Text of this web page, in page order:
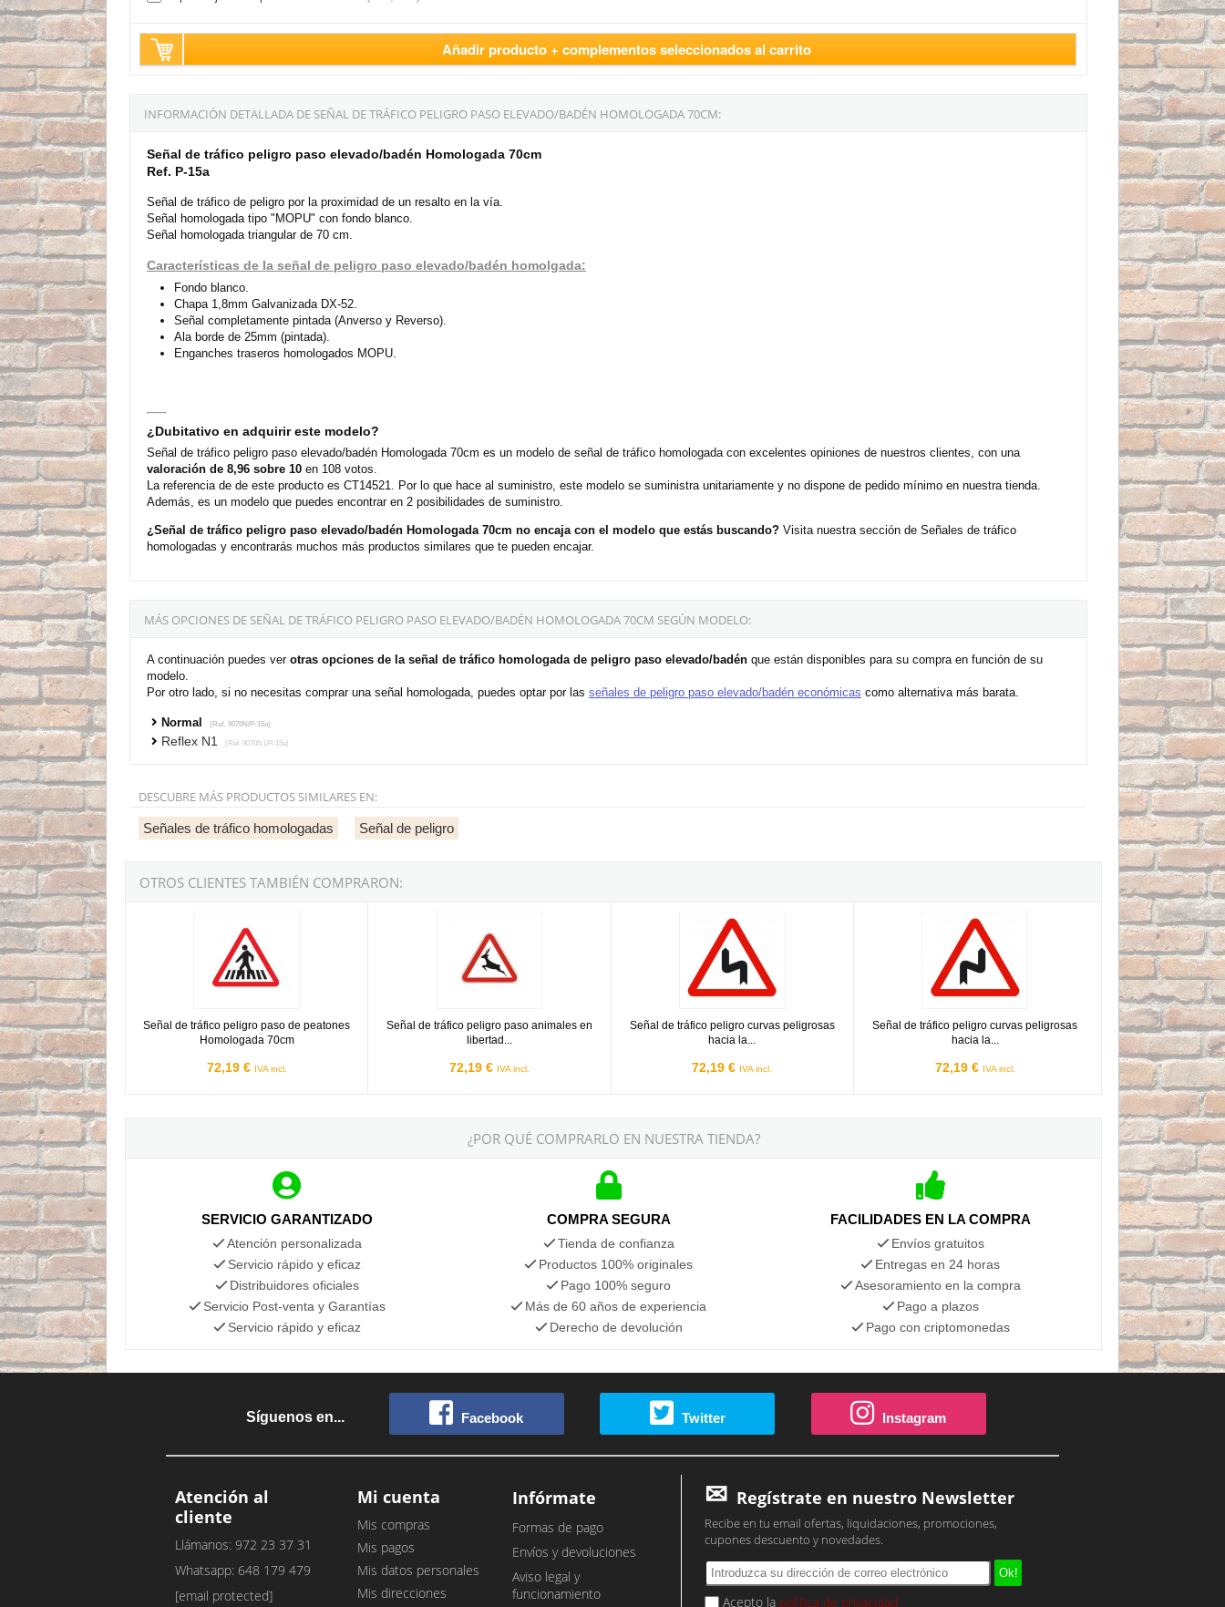
Añadir producto + complementos seleccionados al carrito
INFORMACIÓN DETALLADA DE SEÑAL DE TRÁFICO PELIGRO PASO ELEVADO/BADÉN HOMOLOGADA 70CM:
Señal de tráfico peligro paso elevado/badén Homologada 70cm
Ref. P-15a
Señal de tráfico de peligro por la proximidad de un resalto en la vía.
Señal homologada tipo "MOPU" con fondo blanco.
Señal homologada triangular de 70 cm.
Características de la señal de peligro paso elevado/badén homolgada:
Fondo blanco.
Chapa 1,8mm Galvanizada DX-52.
Señal completamente pintada (Anverso y Reverso).
Ala borde de 25mm (pintada).
Enganches traseros homologados MOPU.
¿Dubitativo en adquirir este modelo?
Señal de tráfico peligro paso elevado/badén Homologada 70cm es un modelo de señal de tráfico homologada con excelentes opiniones de nuestros clientes, con una
valoración de 8,96 sobre 10 en 108 votos.
La referencia de de este producto es CT14521. Por lo que hace al suministro, este modelo se suministra unitariamente y no dispone de pedido mínimo en nuestra tienda.
Además, es un modelo que puedes encontrar en 2 posibilidades de suministro.
¿Señal de tráfico peligro paso elevado/badén Homologada 70cm no encaja con el modelo que estás buscando? Visita nuestra sección de Señales de tráfico
homologadas y encontrarás muchos más productos similares que te pueden encajar.
MÁS OPCIONES DE SEÑAL DE TRÁFICO PELIGRO PASO ELEVADO/BADÉN HOMOLOGADA 70CM SEGÚN MODELO:
A continuación puedes ver otras opciones de la señal de tráfico homologada de peligro paso elevado/badén que están disponibles para su compra en función de su
modelo.
Por otro lado, si no necesitas comprar una señal homologada, puedes optar por las señales de peligro paso elevado/badén económicas como alternativa más barata.
Normal (Ref. 9070N/P-15a)
Reflex N1 (Ref. 9070N1/P-15a)
DESCUBRE MÁS PRODUCTOS SIMILARES EN:
Señales de tráfico homologadas Señal de peligro
OTROS CLIENTES TAMBIÉN COMPRARON:
Señal de tráfico peligro paso de peatones
Homologada 70cm
72,19 € IVA incl.
Señal de tráfico peligro paso animales en
libertad...
72,19 € IVA incl.
Señal de tráfico peligro curvas peligrosas
hacia la...
72,19 € IVA incl.
Señal de tráfico peligro curvas peligrosas
hacia la...
72,19 € IVA incl.
Señal de tráfico peligro curvas peligrosas hacia la derecha
¿POR QUÉ COMPRARLO EN NUESTRA TIENDA?
SERVICIO GARANTIZADO
Atención personalizada
Servicio rápido y eficaz
Distribuidores oficiales
Servicio Post-venta y Garantías
Servicio rápido y eficaz
COMPRA SEGURA
Tienda de confianza
Productos 100% originales
Pago 100% seguro
Más de 60 años de experiencia
Derecho de devolución
FACILIDADES EN LA COMPRA
Envíos gratuitos
Entregas en 24 horas
Asesoramiento en la compra
Pago a plazos
Pago con criptomonedas
Síguenos en... Facebook Twitter Instagram
Atención al
cliente
Llámanos: 972 23 37 31
Whatsapp: 648 179 479
[email protected]
Mi cuenta
Mis compras
Mis pagos
Mis datos personales
Mis direcciones
Infórmate
Formas de pago
Envíos y devoluciones
Aviso legal y
funcionamiento
Regístrate en nuestro Newsletter
Recibe en tu email ofertas, liquidaciones, promociones,
cupones descuento y novedades.
Acepto la política de privacidad